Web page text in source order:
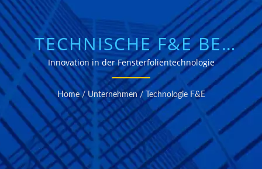
TECHNISCHE F&E BEI
TOP COLOUR
Innovation in der Fensterfolientechnologie
Home / Unternehmen / Technologie F&E